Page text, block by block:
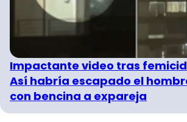
Impactante video tras
Así habría escapado el
con bencina a expareja